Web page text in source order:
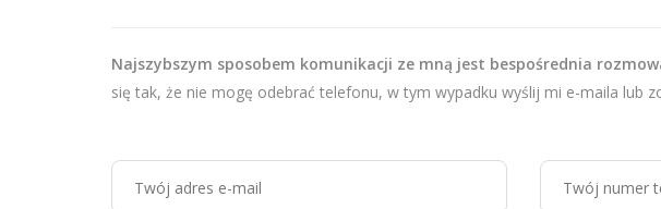
Najszybszym sposobem komunikacji ze mną jest bespośrednia
się tak, że nie mogę odebrać telefonu, w tym wypadku wyślij mi e-maila lub